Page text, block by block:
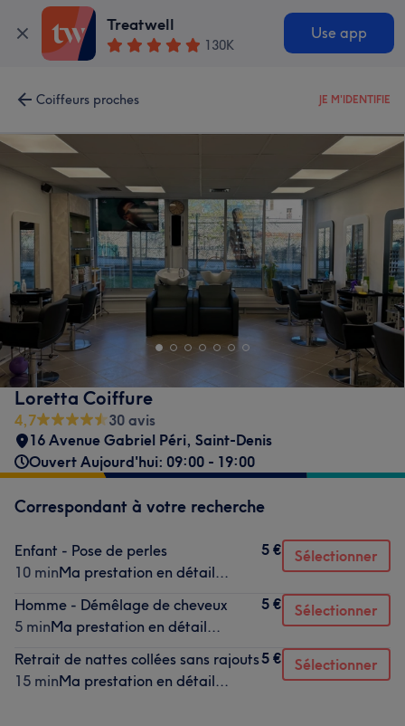
Treatwell
130K
Use app
Coiffeurs proches JE M'IDENTIFIE
Loretta Coiffure
4,7
30 avis
16 Avenue Gabriel Péri, Saint-Denis
Ouvert Aujourd'hui: 09:00 - 19:00
Correspondant à votre recherche
Enfant - Pose de perles
10 minMa prestation en détail...
5 € Sélectionner
Homme - Démêlage de cheveux
5 minMa prestation en détail...
5 € Sélectionner
Retrait de nattes collées sans rajouts
15 minMa prestation en détail...
5 € Sélectionner